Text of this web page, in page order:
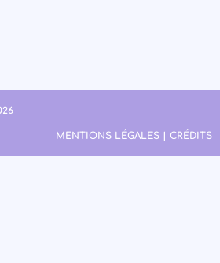
MENTIONS LÉGALES | CRÉDITS